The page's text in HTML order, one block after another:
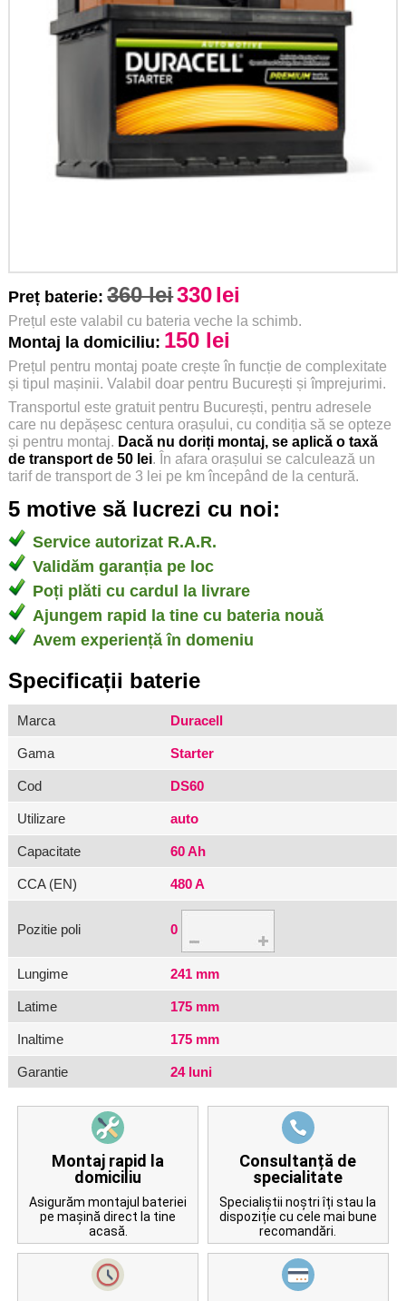
Preț baterie: 360 lei330lei
Prețul este valabil cu bateria veche la schimb.
Montaj la domiciliu: 150 lei
Prețul pentru montaj poate crește în funcție de complexitate
și tipul mașinii. Valabil doar pentru București și împrejurimi.
Transportul este gratuit pentru București, pentru adresele
care nu depășesc centura orașului, cu condiția să se opteze
și pentru montaj. Dacă nu doriți montaj, se aplică o taxă
de transport de 50 lei. În afara orașului se calculează un
tarif de transport de 3 lei pe km începând de la centură.
5 motive să lucrezi cu noi:
Service autorizat R.A.R.
Validăm garanția pe loc
Poți plăti cu cardul la livrare
Ajungem rapid la tine cu bateria nouă
Avem experiență în domeniu
Specificații baterie
Marca Duracell
Gama Starter
Cod DS60
Utilizare auto
Capacitate 60 Ah
CCA (EN) 480 A
Pozitie poli 0
Lungime 241 mm
Latime 175 mm
Inaltime 175 mm
Garantie 24 luni
Montaj rapid la
domiciliu
Asigurăm montajul bateriei
pe mașină direct la tine
acasă.
Consultanță de
specialitate
Specialiștii noștri îți stau la
dispoziție cu cele mai bune
recomandări.